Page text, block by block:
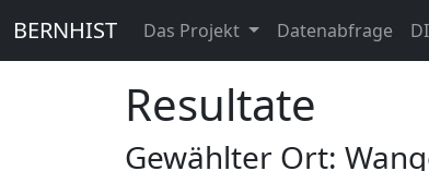
BERNHIST Das Projekt Datenabfrage
Resultate
Gewählter Ort: